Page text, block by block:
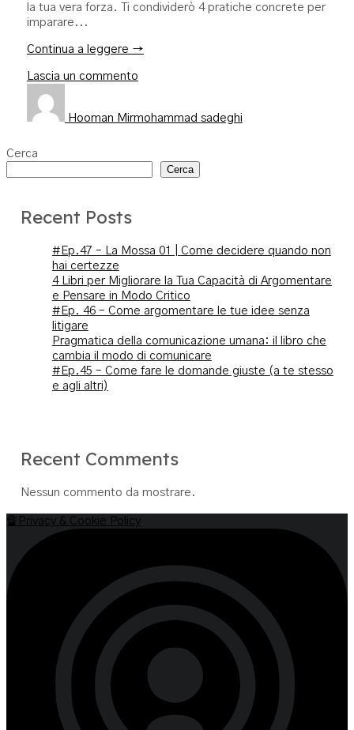
la tua vera forza. Ti condividerò 4 pratiche concrete per
imparare...
Continua a leggere →
Lascia un commento
Hooman Mirmohammad sadeghi
Cerca
Cerca
Recent Posts
#Ep.47 – La Mossa 01 | Come decidere quando non
hai certezze
4 Libri per Migliorare la Tua Capacità di Argomentare
e Pensare in Modo Critico
#Ep. 46 – Come argomentare le tue idee senza
litigare
Pragmatica della comunicazione umana: il libro che
cambia il modo di comunicare
#Ep.45 – Come fare le domande giuste (a te stesso
e agli altri)
Recent Comments
Nessun commento da mostrare.
🔏Privacy & Cookie Policy